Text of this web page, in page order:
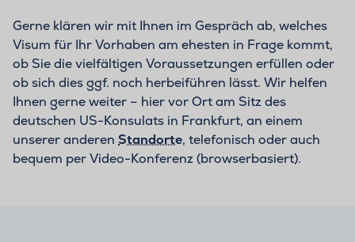
Gerne klären wir mit Ihnen im Gespräch ab, welches
Visum für Ihr Vorhaben am ehesten in Frage kommt,
ob Sie die vielfältigen Voraussetzungen erfüllen oder
ob sich dies ggf. noch herbeiführen lässt. Wir helfen
Ihnen gerne weiter – hier vor Ort am Sitz des
deutschen US-Konsulats in Frankfurt, an einem
unserer anderen Standorte, telefonisch oder auch
bequem per Video-Konferenz (browserbasiert).